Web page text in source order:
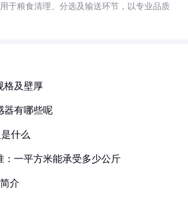
于粮食清理、分选及输送环节，以专业品质
格及壁厚
器有哪些呢
什么
：一平方米能承受多少公斤
介